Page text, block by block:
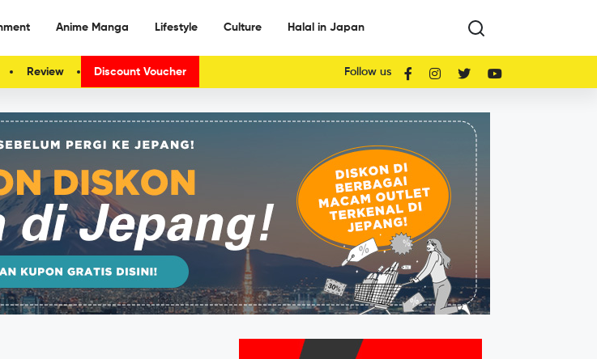
Anime Manga Lifestyle Culture Halal in Japan
Review Discount Voucher Follow us